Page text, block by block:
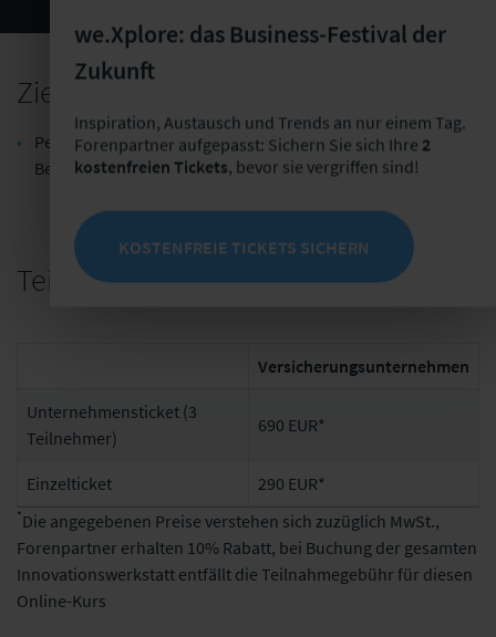
Zielgruppe
Personaler, Recruiter und alle Personen, die mit dem HR-
Bereich Berührungspunkte haben
Teilnahmegebühr
Versicherungsunternehmen
Unternehmensticket (3
Teilnehmer)
690 EUR*
Einzelticket 290 EUR*
*Die angegebenen Preise verstehen sich zuzüglich MwSt.,
Forenpartner erhalten 10% Rabatt, bei Buchung der gesamten
Innovationswerkstatt entfällt die Teilnahmegebühr für diesen
Online-Kurs
we.Xplore: das Business-Festival der
Zukunft
Inspiration, Austausch und Trends an nur einem Tag.
Forenpartner aufgepasst: Sichern Sie sich Ihre 2
kostenfreien Tickets, bevor sie vergriffen sind!
KOSTENFREIE TICKETS SICHERN